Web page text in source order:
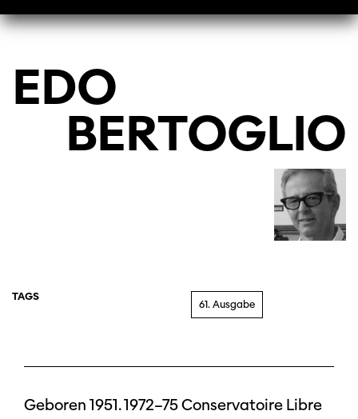
EDO
BERTOGLIO
TAGS
61. Ausgabe
Geboren 1951. 1972–75 Conservatoire Libre